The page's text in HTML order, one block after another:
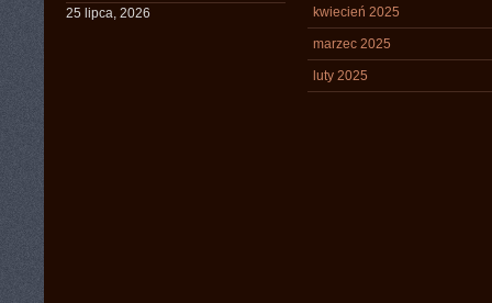
25 lipca, 2026
kwiecień 2025
marzec 2025
luty 2025